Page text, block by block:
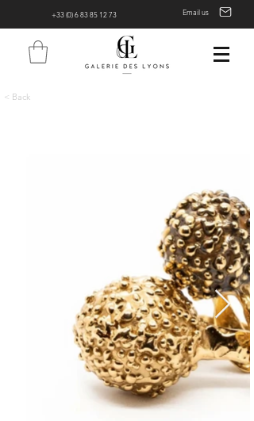
+33 (0) 6 83 85 12 73 Email us
< Back